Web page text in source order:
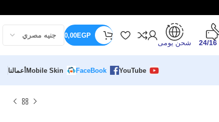
شحن يومى
0,00EGP
YouTube
FaceBook
Mobile Skinأعمالنا